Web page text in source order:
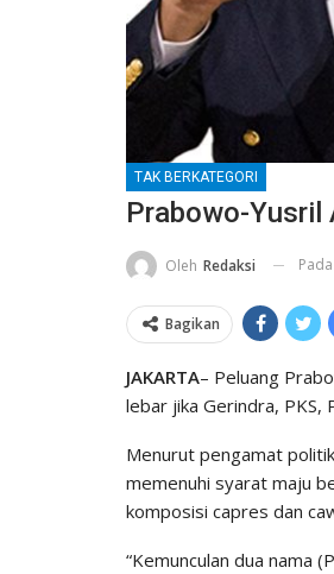
TAK BERKATEGORI
Prabowo-Yusril
Oleh Redaksi Pada
Bagikan
JAKARTA– Peluang
lebar jika Gerindra, PKS,
Menurut pengamat
memenuhi syarat maju
komposisi capres dan
“Kemunculan dua nama